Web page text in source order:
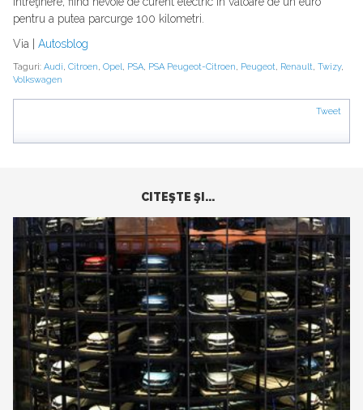
pentru a putea parcurge 100 kilometri.
Via | Autosblog
Taguri: Audi, Citroen, Opel, PSA, PSA Peugeot-Citroen, Peugeot, Renault, Twizy,
Volkswagen
Tweet
CITEŞTE ŞI...